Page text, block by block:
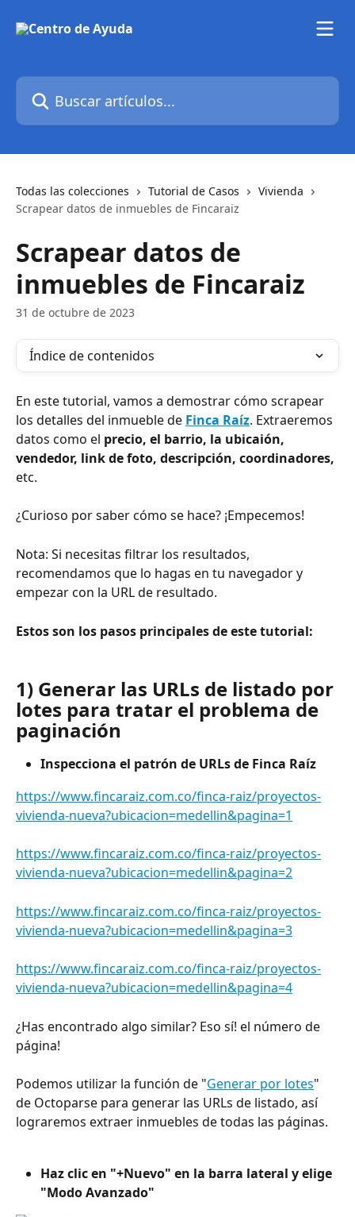
Buscar artículos...
Todas las colecciones Tutorial de Casos
Vivienda
Scrapear datos de inmuebles de Fincaraiz
Scrapear datos de
inmuebles de Fincaraiz
31 de octubre de 2023
Índice de contenidos
En este tutorial, vamos a demostrar cómo scrapear
los detalles del inmueble de Finca Raíz. Extraeremos
datos como el precio, el barrio, la ubicaión,
vendedor, link de foto, descripción, coordinadores,
etc.
¿Curioso por saber cómo se hace? ¡Empecemos!
Nota: Si necesitas filtrar los resultados,
recomendamos que lo hagas en tu navegador y
empezar con la URL de resultado.
Estos son los pasos principales de este tutorial:
1) Generar las URLs de listado por
lotes para tratar el problema de
paginación
Inspecciona el patrón de URLs de Finca Raíz
https://www.fincaraiz.com.co/finca-raiz/proyectos-
vivienda-nueva?ubicacion=medellin&pagina=1
https://www.fincaraiz.com.co/finca-raiz/proyectos-
vivienda-nueva?ubicacion=medellin&pagina=2
https://www.fincaraiz.com.co/finca-raiz/proyectos-
vivienda-nueva?ubicacion=medellin&pagina=3
https://www.fincaraiz.com.co/finca-raiz/proyectos-
vivienda-nueva?ubicacion=medellin&pagina=4
¿Has encontrado algo similar? Eso sí! el número de
página!
Podemos utilizar la función de "Generar por lotes"
de Octoparse para generar las URLs de listado, así
lograremos extraer inmuebles de todas las páginas.
Haz clic en "+Nuevo" en la barra lateral y elige
"Modo Avanzado"